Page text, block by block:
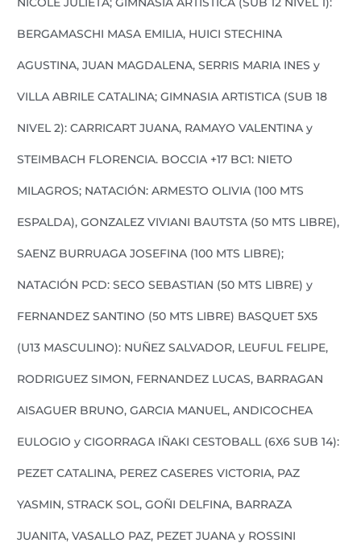
BERGAMASCHI MASA EMILIA, HUICI STECHINA
AGUSTINA, JUAN MAGDALENA, SERRIS MARIA INES y
VILLA ABRILE CATALINA; GIMNASIA ARTISTICA (SUB 18
NIVEL 2): CARRICART JUANA, RAMAYO VALENTINA y
STEIMBACH FLORENCIA. BOCCIA +17 BC1: NIETO
MILAGROS; NATACIÓN: ARMESTO OLIVIA (100 MTS
ESPALDA), GONZALEZ VIVIANI BAUTSTA (50 MTS LIBRE),
SAENZ BURRUAGA JOSEFINA (100 MTS LIBRE);
NATACIÓN PCD: SECO SEBASTIAN (50 MTS LIBRE) y
FERNANDEZ SANTINO (50 MTS LIBRE) BASQUET 5X5
(U13 MASCULINO): NUÑEZ SALVADOR, LEUFUL FELIPE,
RODRIGUEZ SIMON, FERNANDEZ LUCAS, BARRAGAN
AISAGUER BRUNO, GARCIA MANUEL, ANDICOCHEA
EULOGIO y CIGORRAGA IÑAKI CESTOBALL (6X6 SUB 14):
PEZET CATALINA, PEREZ CASERES VICTORIA, PAZ
YASMIN, STRACK SOL, GOÑI DELFINA, BARRAZA
JUANITA, VASALLO PAZ, PEZET JUANA y ROSSINI